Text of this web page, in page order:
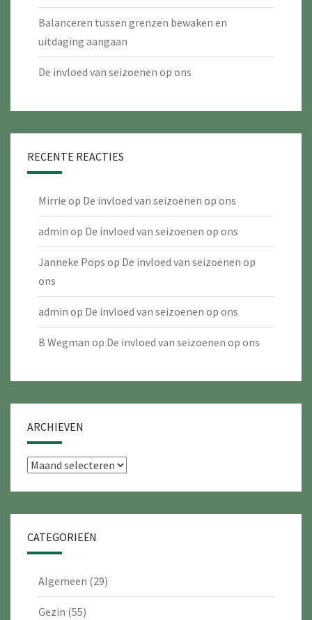
Balanceren tussen grenzen bewaken en
uitdaging aangaan
De invloed van seizoenen op ons
RECENTE REACTIES
Mirrie op De invloed van seizoenen op ons
admin op De invloed van seizoenen op ons
Janneke Pops op De invloed van seizoenen op
ons
admin op De invloed van seizoenen op ons
B Wegman op De invloed van seizoenen op ons
ARCHIEVEN
Archieven
CATEGORIEËN
Algemeen (29)
Gezin (55)